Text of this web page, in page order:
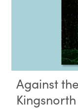
Against
Kingsnorth